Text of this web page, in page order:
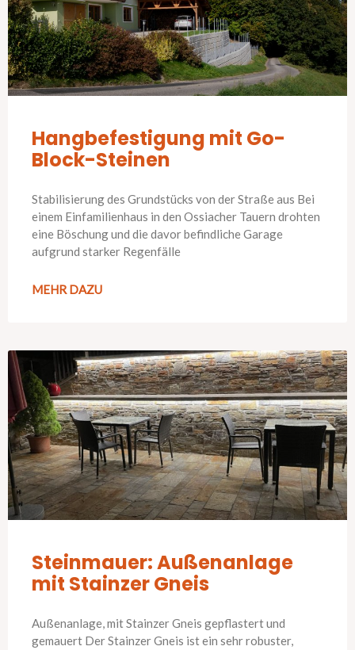
Hangbefestigung mit Go-
Block-Steinen
Stabilisierung des Grundstücks von der Straße aus Bei
einem Einfamilienhaus in den Ossiacher Tauern drohten
eine Böschung und die davor befindliche Garage
aufgrund starker Regenfälle
MEHR DAZU
Steinmauer: Außenanlage
mit Stainzer Gneis
Außenanlage, mit Stainzer Gneis gepflastert und
gemauert Der Stainzer Gneis ist ein sehr robuster,